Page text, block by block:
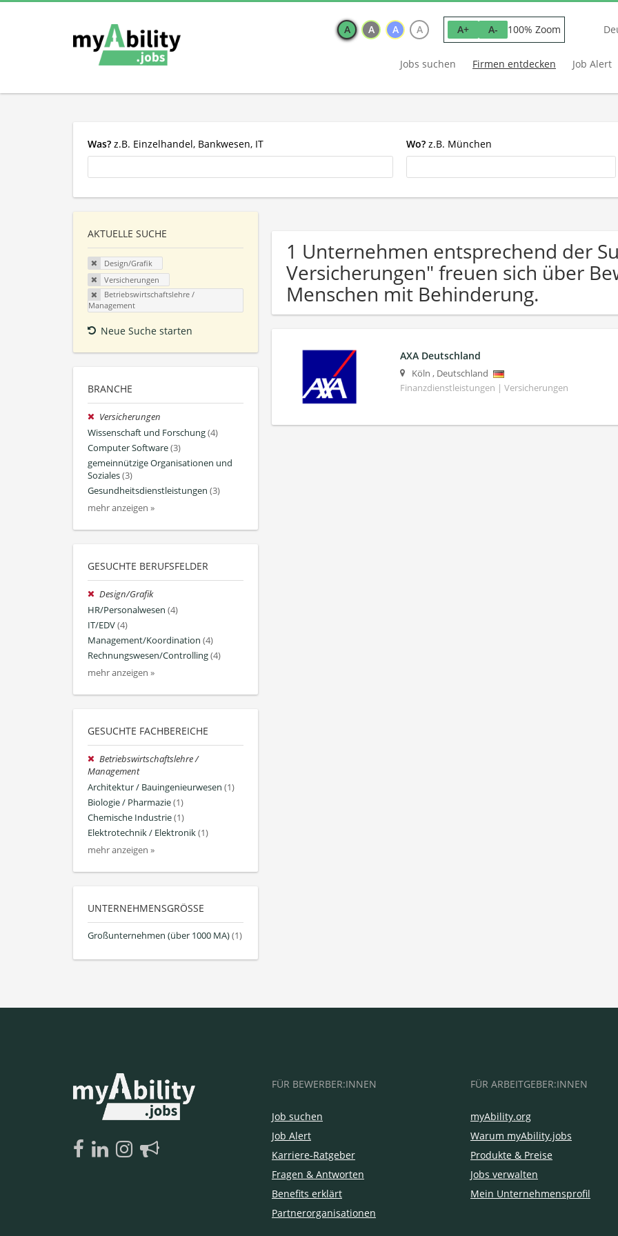
A A A A A+ A- 100% Zoom
Jobs suchen Firmen entdecken Job Alert
Was? z.B. Einzelhandel, Bankwesen, IT Wo? z.B. München
AKTUELLE SUCHE
Design/Grafik
Versicherungen
Betriebswirtschaftslehre /
Management
Neue Suche starten
BRANCHE
Versicherungen
Wissenschaft und Forschung(4)
Computer Software(3)
gemeinnützige Organisationen und
Soziales(3)
Gesundheitsdienstleistungen (3)
mehr anzeigen »
GESUCHTE BERUFSFELDER
Design/Grafik
HR/Personalwesen (4)
IT/EDV(4)
Management/Koordination (4)
Rechnungswesen/Controlling(4)
mehr anzeigen »
GESUCHTE FACHBEREICHE
Betriebswirtschaftslehre /
Management
Architektur / Bauingenieurwesen (1)
Biologie / Pharmazie(1)
Chemische Industrie(1)
Elektrotechnik / Elektronik(1)
mehr anzeigen »
UNTERNEHMENSGRÖSSE
Großunternehmen (über 1000 MA)(1)
1 Unternehmen entsprechend der
Versicherungen" freuen sich über
Menschen mit Behinderung.
AXA Deutschland
Köln , Deutschland
Finanzdienstleistungen | Versicherungen
FÜR BEWERBER:INNEN
Job suchen
Job Alert
Karriere-Ratgeber
Fragen & Antworten
Benefits erklärt
Partnerorganisationen
FÜR ARBEITGEBER:INNEN
myAbility.org
Warum myAbility.jobs
Produkte & Preise
Jobs verwalten
Mein Unternehmensprofil